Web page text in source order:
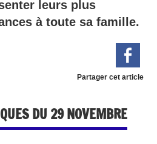
leurs plus
à toute sa famille.
Partager cet article
DU 29 NOVEMBRE